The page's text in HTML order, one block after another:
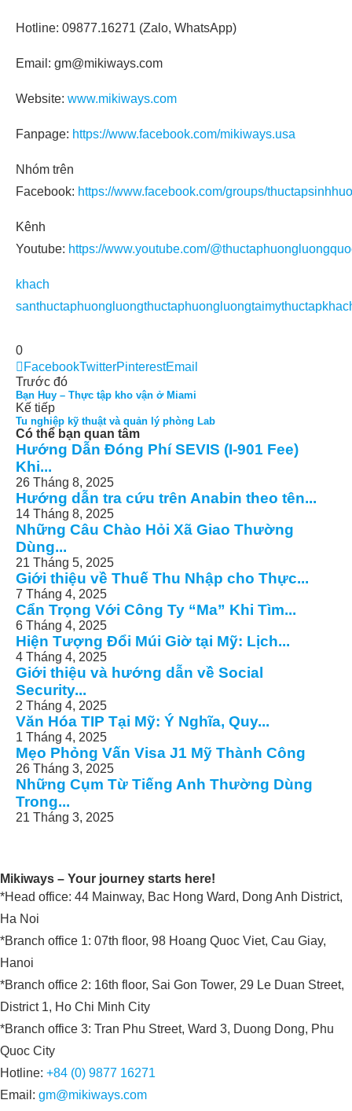
Hotline: 09877.16271 (Zalo, WhatsApp)
Email: gm@mikiways.com
Website: www.mikiways.com
Fanpage: https://www.facebook.com/mikiways.usa
Nhóm trên
Facebook: https://www.facebook.com/groups/
Kênh
Youtube: https://www.youtube.com/
khach
santhuctaphuongluongthuctaphuongluongtaimy
0
FacebookTwitterPinterestEmail
Trước đó
Bạn Huy – Thực tập kho vận ở Miami
Kế tiếp
Tu nghiệp kỹ thuật và quản lý phòng Lab
Có thể bạn quan tâm
Hướng Dẫn Đóng Phí SEVIS (I-901 Fee)
Khi...
26 Tháng 8, 2025
Hướng dẫn tra cứu trên Anabin theo tên...
14 Tháng 8, 2025
Những Câu Chào Hỏi Xã Giao Thường
Dùng...
21 Tháng 5, 2025
Giới thiệu về Thuế Thu Nhập cho Thực...
7 Tháng 4, 2025
Cẩn Trọng Với Công Ty “Ma” Khi Tìm...
6 Tháng 4, 2025
Hiện Tượng Đổi Múi Giờ tại Mỹ: Lịch...
4 Tháng 4, 2025
Giới thiệu và hướng dẫn về Social
Security...
2 Tháng 4, 2025
Văn Hóa TIP Tại Mỹ: Ý Nghĩa, Quy...
1 Tháng 4, 2025
Mẹo Phỏng Vấn Visa J1 Mỹ Thành Công
26 Tháng 3, 2025
Những Cụm Từ Tiếng Anh Thường Dùng
Trong...
21 Tháng 3, 2025
Mikiways – Your journey starts here!
*Head office: 44 Mainway, Bac Hong Ward, Dong Anh District,
Ha Noi
*Branch office 1: 07th floor, 98 Hoang Quoc Viet, Cau Giay,
Hanoi
*Branch office 2: 16th floor, Sai Gon Tower, 29 Le Duan Street,
District 1, Ho Chi Minh City
*Branch office 3: Tran Phu Street, Ward 3, Duong Dong, Phu
Quoc City
Hotline: +84 (0) 9877 16271
Email: gm@mikiways.com